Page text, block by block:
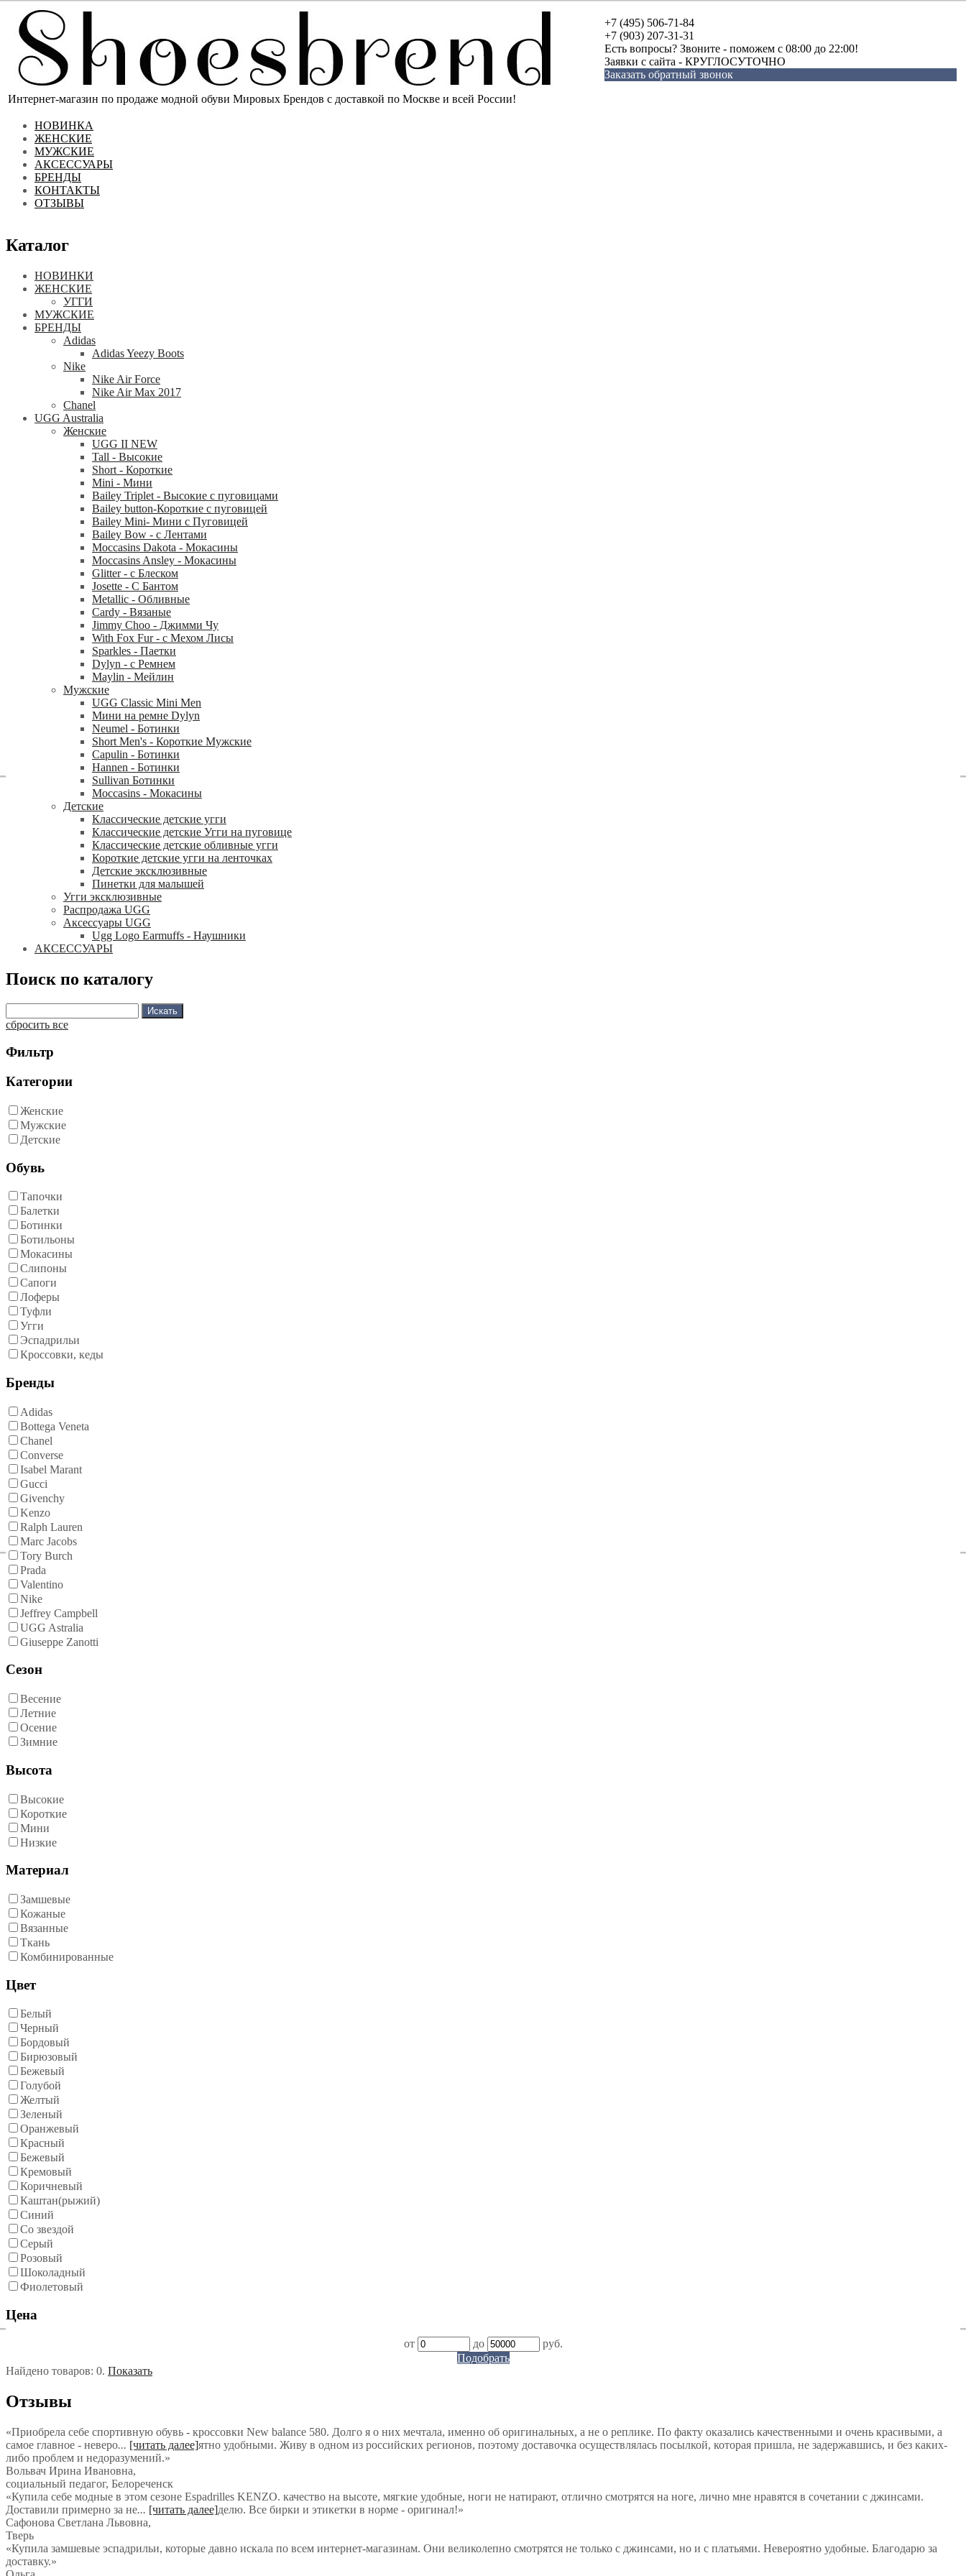
+7 (495) 506-71-84
+7 (903) 207-31-31
Есть вопросы? Звоните - поможем c 08:00 до 22:00!
Заявки с сайта - КРУГЛОСУТОЧНО
Заказать обратный звонок
Интернет-магазин по продаже модной обуви Мировых Брендов с доставкой по Москве и всей России!
НОВИНКА
ЖЕНСКИЕ
МУЖСКИЕ
АКСЕССУАРЫ
БРЕНДЫ
КОНТАКТЫ
ОТЗЫВЫ
Каталог
НОВИНКИ
ЖЕНСКИЕ
УГГИ
МУЖСКИЕ
БРЕНДЫ
Adidas
Adidas Yeezy Boots
Nike
Nike Air Force
Nike Air Max 2017
Chanel
UGG Australia
Женские
UGG II NEW
Tall - Высокие
Short - Короткие
Mini - Mини
Bailey Triplet - Высокие с пуговицами
Bailey button-Короткие с пуговицей
Bailey Mini- Мини с Пуговицей
Bailey Bow - с Лентами
Moccasins Dakota - Мокасины
Moccasins Ansley - Мокасины
Glitter - с Блеском
Josette - С Бантом
Metallic - Обливные
Cardy - Вязаные
Jimmy Choo - Джимми Чу
With Fox Fur - с Мехом Лисы
Sparkles - Паетки
Dylyn - с Ремнем
Maylin - Мейлин
Мужские
UGG Classic Mini Men
Мини на ремне Dylyn
Neumel - Ботинки
Short Men's - Короткие Мужские
Capulin - Ботинки
Hannen - Ботинки
Sullivan Ботинки
Moccasins - Мокасины
Детские
Классические детские угги
Классические детские Угги на пуговице
Классические детские обливные угги
Короткие детские угги на ленточках
Детские эксклюзивные
Пинетки для малышей
Угги эксклюзивные
Распродажа UGG
Аксессуары UGG
Ugg Logo Earmuffs - Наушники
АКСЕССУАРЫ
Поиск по каталогу
сбросить все
Фильтр
Категории
Женские
Мужские
Детские
Обувь
Тапочки
Балетки
Ботинки
Ботильоны
Мокасины
Слипоны
Сапоги
Лоферы
Туфли
Угги
Эспадрильи
Кроссовки, кеды
Бренды
Adidas
Bottega Veneta
Chanel
Converse
Isabel Marant
Gucci
Givenchy
Kenzo
Ralph Lauren
Marc Jacobs
Tory Burch
Prada
Valentino
Nike
Jeffrey Campbell
UGG Astralia
Giuseppe Zanotti
Сезон
Весение
Летние
Осение
Зимние
Высота
Высокие
Короткие
Мини
Низкие
Материал
Замшевые
Кожаные
Вязанные
Ткань
Комбинированные
Цвет
Белый
Черный
Бордовый
Бирюзовый
Бежевый
Голубой
Желтый
Зеленый
Оранжевый
Красный
Бежевый
Кремовый
Коричневый
Каштан(рыжий)
Синий
Со звездой
Серый
Розовый
Шоколадный
Фиолетовый
Цена
от до
руб.
Подобрать
Найдено товаров: 0. Показать
Отзывы
«Приобрела себе спортивную обувь - кроссовки New balance 580. Долго я о них мечтала, именно об оригинальных, а не о реплике. По факту оказались качественными и очень красивыми, а
самое главное - неверо... [читать далее]ятно удобными. Живу в одном из российских регионов, поэтому доставочка осуществлялась посылкой, которая пришла, не задержавшись, и без каких-
либо проблем и недоразумений.»
Вольвач Ирина Ивановна,
социальный педагог, Белореченск
«Купила себе модные в этом сезоне Espadrilles KENZO. качество на высоте, мягкие удобные, ноги не натирают, отлично смотрятся на ноге, лично мне нравятся в сочетании с джинсами.
Доставили примерно за не... [читать далее]делю. Все бирки и этикетки в норме - оригинал!»
Сафонова Светлана Львовна,
Тверь
«Купила замшевые эспадрильи, которые давно искала по всем интернет-магазинам. Они великолепно смотрятся не только с джинсами, но и с платьями. Невероятно удобные. Благодарю за
доставку.»